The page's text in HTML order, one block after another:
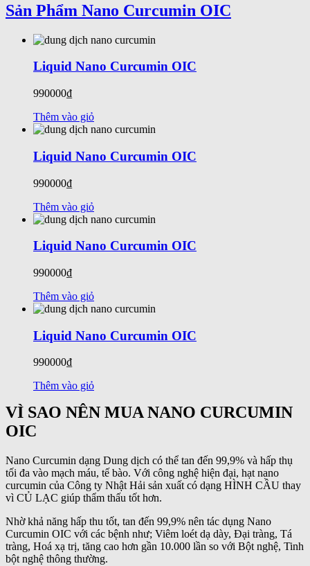
Sản Phẩm Nano Curcumin OIC
Liquid Nano Curcumin OIC
990000₫
Thêm vào giỏ
Liquid Nano Curcumin OIC
990000₫
Thêm vào giỏ
Liquid Nano Curcumin OIC
990000₫
Thêm vào giỏ
Liquid Nano Curcumin OIC
990000₫
Thêm vào giỏ
VÌ SAO NÊN MUA NANO CURCUMIN
OIC
Nano Curcumin dạng Dung dịch có thể tan đến 99,9% và hấp thụ
tối đa vào mạch máu, tế bào. Với công nghệ hiện đại, hạt nano
curcumin của Công ty Nhật Hải sản xuất có dạng HÌNH CẦU thay
vì CỦ LẠC giúp thẩm thấu tốt hơn.
Nhờ khả năng hấp thu tốt, tan đến 99,9% nên tác dụng Nano
Curcumin OIC với các bệnh như; Viêm loét dạ dày, Đại tràng, Tá
tràng, Hoá xạ trị, tăng cao hơn gần 10.000 lần so với Bột nghệ, Tinh
bột nghệ thông thường.